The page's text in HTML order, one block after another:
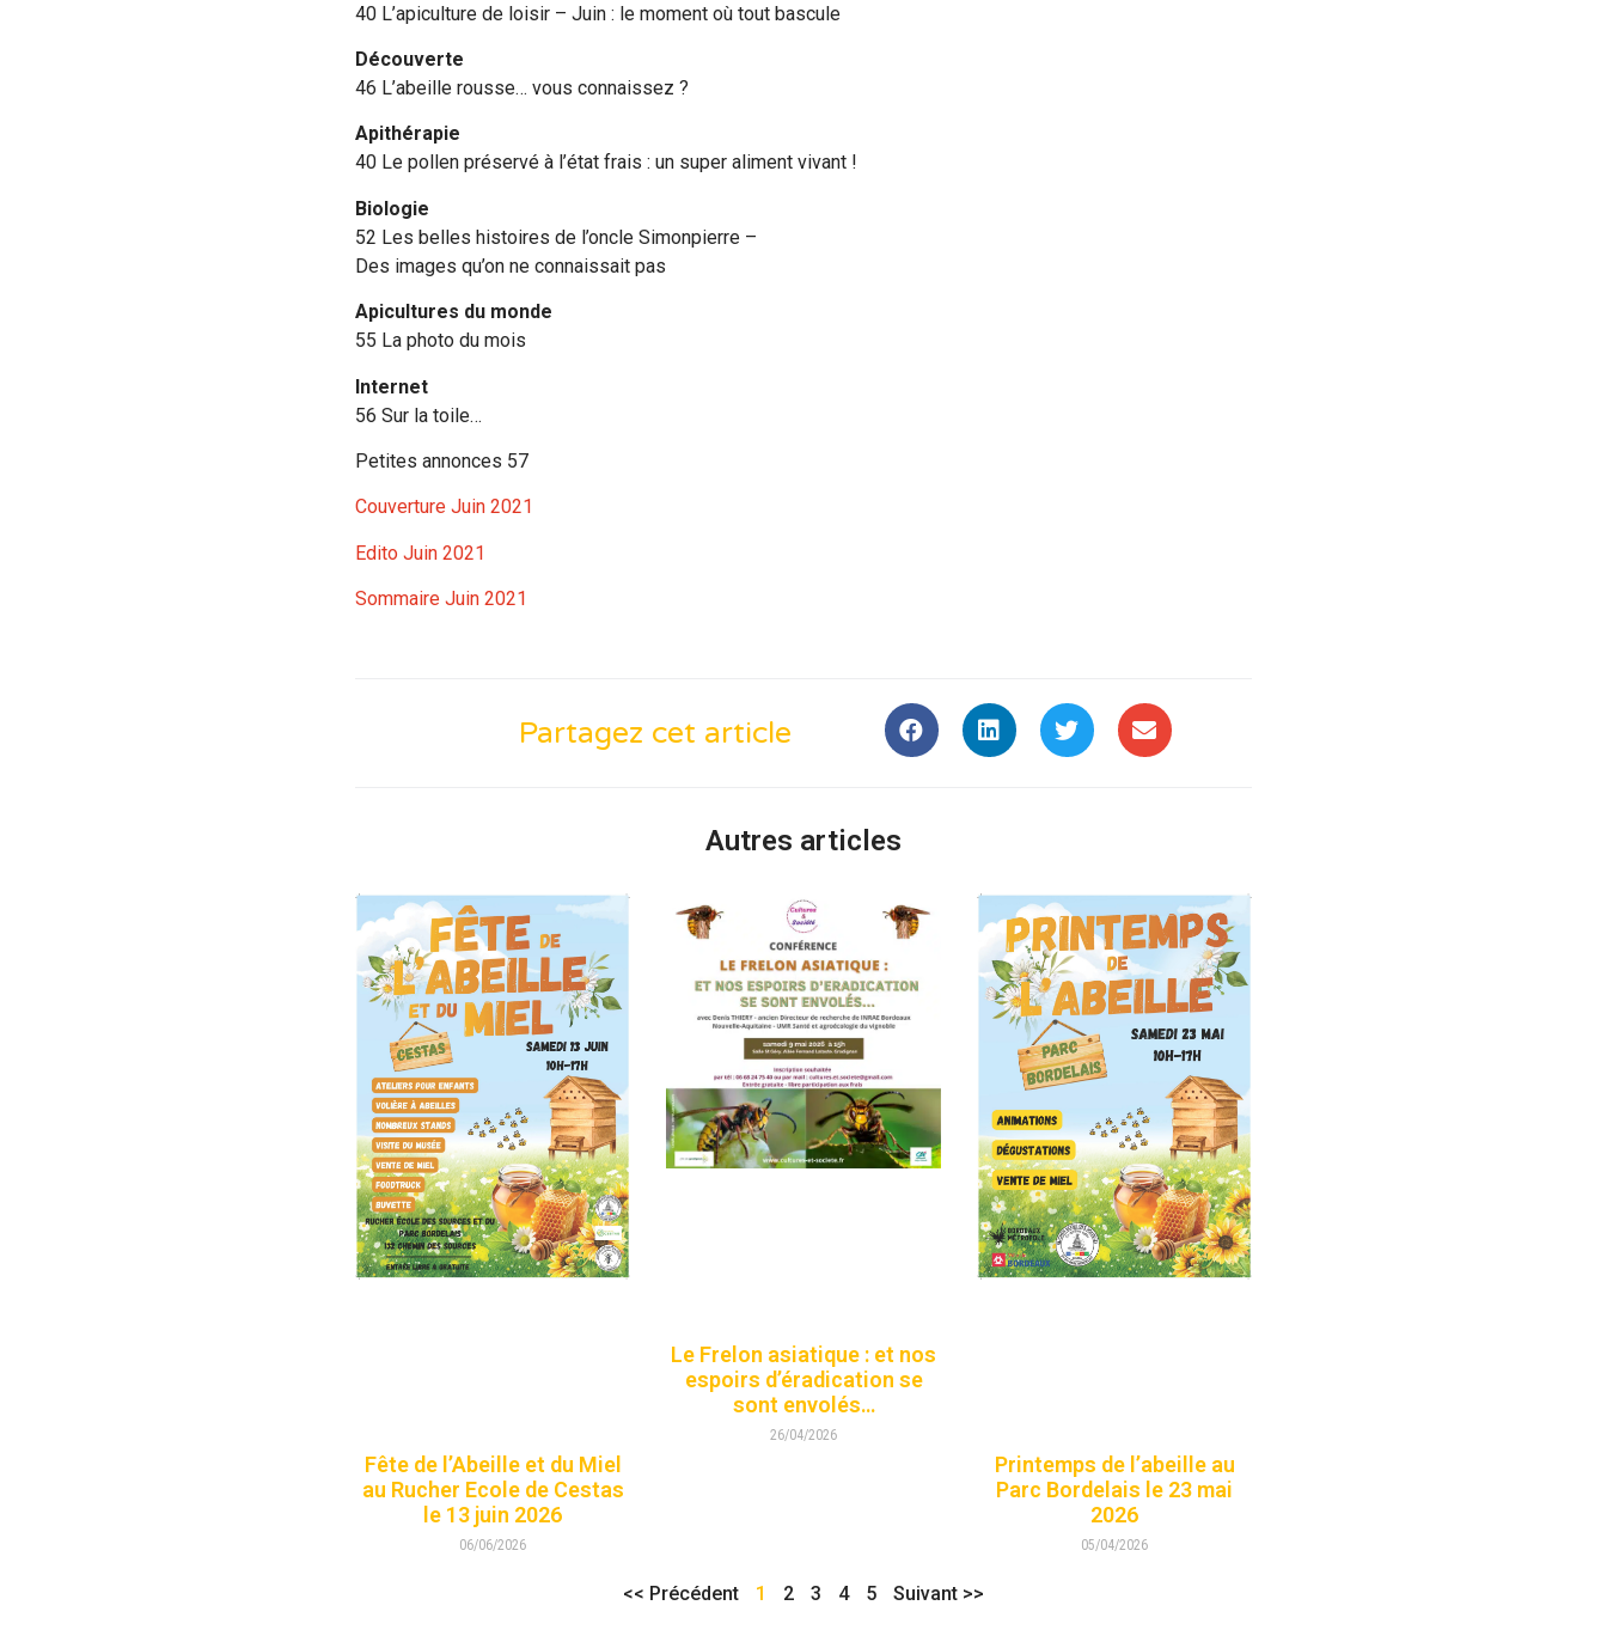
40 L’apiculture de loisir – Juin : le moment où tout bascule
Découverte
46 L’abeille rousse… vous connaissez ?
Apithérapie
40 Le pollen préservé à l’état frais : un super aliment vivant !
Biologie
52 Les belles histoires de l’oncle Simonpierre –
Des images qu’on ne connaissait pas
Apicultures du monde
55 La photo du mois
Internet
56 Sur la toile…
Petites annonces 57
Couverture Juin 2021
Edito Juin 2021
Sommaire Juin 2021
Partagez cet article
Autres articles
Fête de l’Abeille et du Miel
au Rucher Ecole de Cestas
le 13 juin 2026
06/06/2026
Le Frelon asiatique : et nos
espoirs d’éradication se
sont envolés…
26/04/2026
Printemps de l’abeille au
Parc Bordelais le 23 mai
2026
05/04/2026
<< Précédent 1 2 3 4 5 Suivant >>